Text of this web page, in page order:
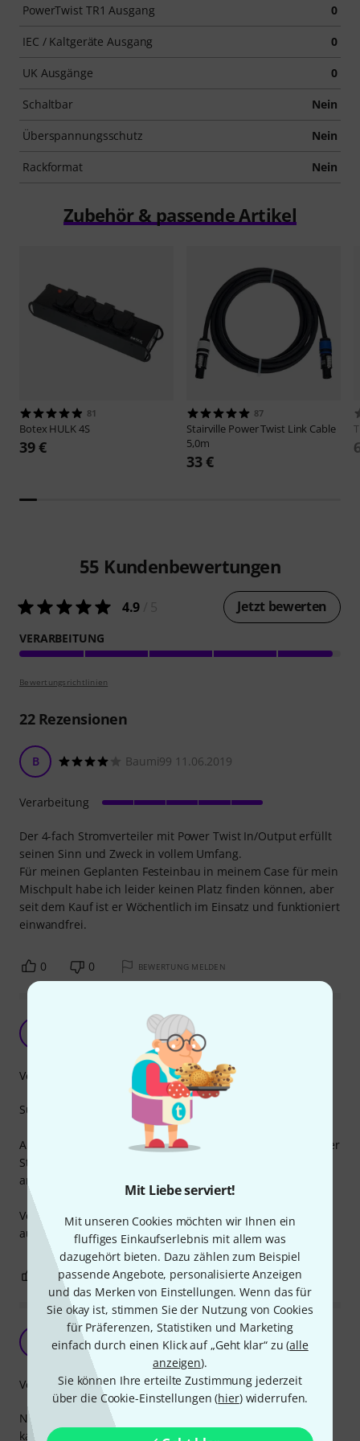
Mit Liebe serviert!
Mit unseren Cookies möchten wir Ihnen ein
fluffiges Einkaufserlebnis mit allem was
dazugehört bieten. Dazu zählen zum Beispiel
passende Angebote, personalisierte Anzeigen
und das Merken von Einstellungen. Wenn das für
Sie okay ist, stimmen Sie der Nutzung von Cookies
für Präferenzen, Statistiken und Marketing
einfach durch einen Klick auf „Geht klar“ zu (alle
anzeigen).
Sie können Ihre erteilte Zustimmung jederzeit
über die Cookie-Einstellungen (hier) widerrufen.
PowerTwist TR1 Ausgang 0
IEC / Kaltgeräte Ausgang 0
UK Ausgänge 0
Schaltbar Nein
Überspannungsschutz Nein
Rackformat Nein
Zubehör & passende Artikel
81
Botex HULK 4S
39 €
87
Stairville Power Twist Link Cable
5,0m
33 €
55 Kundenbewertungen
4.9 Jetzt bewerten
VERARBEITUNG
Bewertungsrichtlinien
22Rezensionen
B Baumi99 11.06.2019
Der 4-fach Stromverteiler mit Power Twist In/Output erfüllt
seinen Sinn und Zweck in vollem Umfang.
Für meinen Geplanten Festeinbau in meinem Case für mein
Mischpult habe ich leider keinen Platz finden können, aber
seit dem Kauf ist er Wöchentlich im Einsatz und funktioniert
einwandfrei.
Verarbeitung
0 0 BEWERTUNG MELDEN
Gute Steckdose, ABER
Soundwerk-E 28.08.2022
Super robuste Steckdosenleiste und sehr gut verarbeitet.
Aber wir mussten nach ca 1 Jahr, die Powercon Buchsen der
Steckdosenleiste gegen Neutrik tauschen, da es langsam
anfing zu knistern und schlechten Kontakt zu bekommen.
Von der internen Verdrahtung sieht die Box auch sauber
aus.
Verarbeitung
0 BEWERTUNG MELDEN
Super Stromverteiler
Huschen 20.07.2019
Nutze zwei dieser Stromverteiler (mit Powertwist in/out
kabel untereinander verbunden) zur Stromversorgung
Verarbeitung